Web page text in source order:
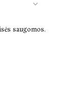
saugomos.